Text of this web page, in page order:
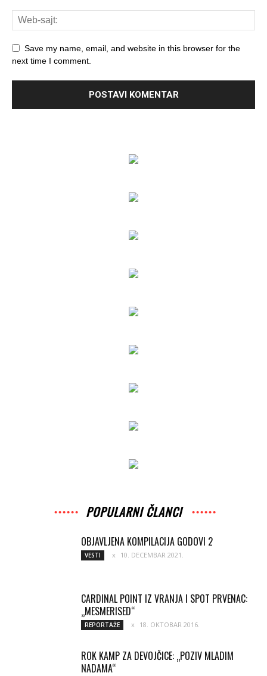
Save my name, email, and website in this browser for the
next time I comment.
POPULARNI ČLANCI
OBJAVLJENA KOMPILACIJA GODOVI 2
VESTI 10. DECEMBAR 2021.
CARDINAL POINT IZ VRANJA I SPOT PRVENAC:
„MESMERISED“
REPORTAŽE 18. OKTOBAR 2016.
ROK KAMP ZA DEVOJČICE: „POZIV MLADIM
NADAMA“